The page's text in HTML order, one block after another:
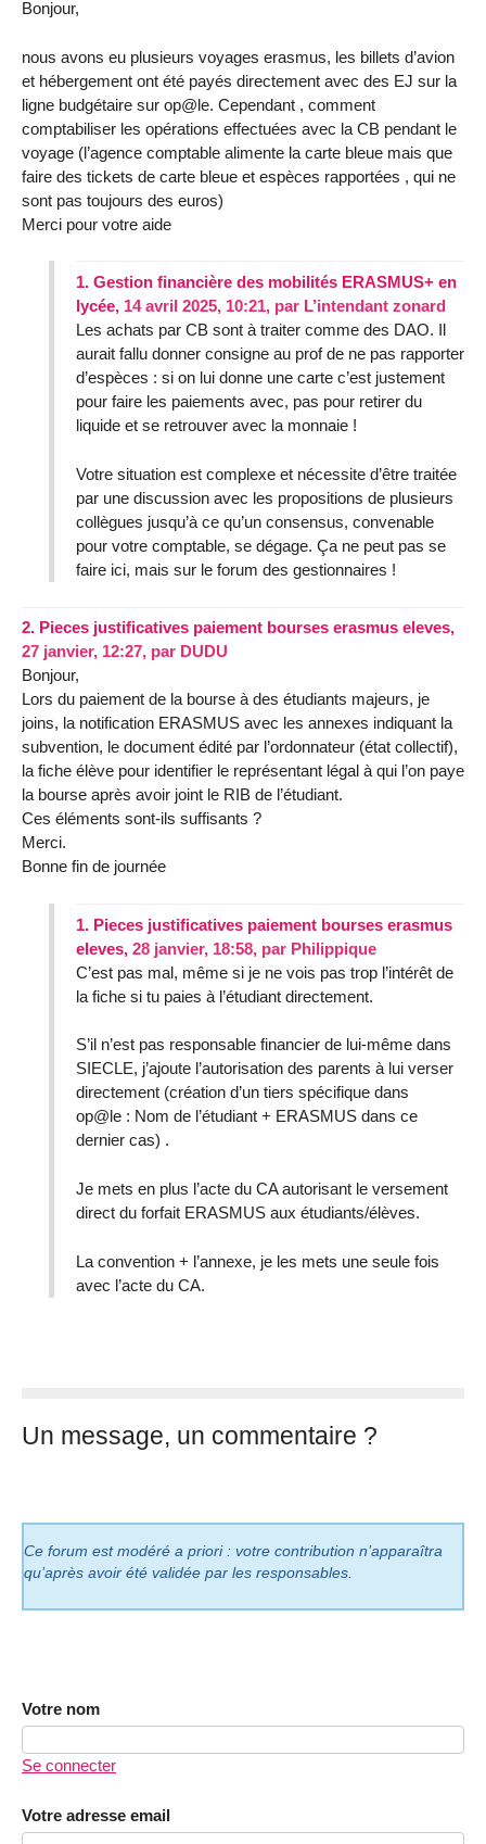
Bonjour,
nous avons eu plusieurs voyages erasmus, les billets d’avion
et hébergement ont été payés directement avec des EJ sur la
ligne budgétaire sur op@le. Cependant , comment
comptabiliser les opérations effectuées avec la CB pendant le
voyage (l’agence comptable alimente la carte bleue mais que
faire des tickets de carte bleue et espèces rapportées , qui ne
sont pas toujours des euros)
Merci pour votre aide
1. Gestion financière des mobilités ERASMUS+ en
lycée, 14 avril 2025, 10:21, par L’intendant zonard
Les achats par CB sont à traiter comme des DAO. Il
aurait fallu donner consigne au prof de ne pas rapporter
d’espèces : si on lui donne une carte c’est justement
pour faire les paiements avec, pas pour retirer du
liquide et se retrouver avec la monnaie !
Votre situation est complexe et nécessite d’être traitée
par une discussion avec les propositions de plusieurs
collègues jusqu’à ce qu’un consensus, convenable
pour votre comptable, se dégage. Ça ne peut pas se
faire ici, mais sur le forum des gestionnaires !
2. Pieces justificatives paiement bourses erasmus eleves,
27 janvier, 12:27, par DUDU
Bonjour,
Lors du paiement de la bourse à des étudiants majeurs, je
joins, la notification ERASMUS avec les annexes indiquant la
subvention, le document édité par l’ordonnateur (état collectif),
la fiche élève pour identifier le représentant légal à qui l’on paye
la bourse après avoir joint le RIB de l’étudiant.
Ces éléments sont-ils suffisants ?
Merci.
Bonne fin de journée
1. Pieces justificatives paiement bourses erasmus
eleves, 28 janvier, 18:58, par Philippique
C’est pas mal, même si je ne vois pas trop l’intérêt de
la fiche si tu paies à l’étudiant directement.
S’il n’est pas responsable financier de lui-même dans
SIECLE, j’ajoute l’autorisation des parents à lui verser
directement (création d’un tiers spécifique dans
op@le : Nom de l’étudiant + ERASMUS dans ce
dernier cas) .
Je mets en plus l’acte du CA autorisant le versement
direct du forfait ERASMUS aux étudiants/élèves.
La convention + l’annexe, je les mets une seule fois
avec l’acte du CA.
Un message, un commentaire ?
Ce forum est modéré a priori : votre contribution n’apparaîtra
qu’après avoir été validée par les responsables.
Votre nom
Se connecter
Votre adresse email